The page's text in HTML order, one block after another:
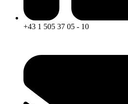
+43 1 505 37 05 - 10